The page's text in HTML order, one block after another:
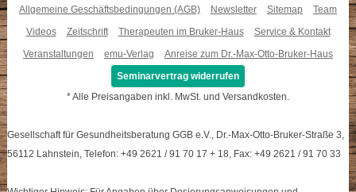
Allgemeine Geschäftsbedingungen (AGB)
Newsletter Sitemap
Team
Videos
Zeitschrift Therapeuten im Bruker-Haus
Service & Kontakt
Veranstaltungen
emu-Verlag
Anreise zum Dr.-Max-Otto-Bruker-Haus
Seminarvertrag widerrufen
* Alle Preisangaben inkl. MwSt. und Versandkosten.
Gesellschaft für Gesundheitsberatung GGB e.V., Dr.-Max-Otto-Bruker-Straße 3,
56112 Lahnstein, Telefon: +49 2621 / 91 70 17 + 18, Fax: +49 2621 / 91 70 33